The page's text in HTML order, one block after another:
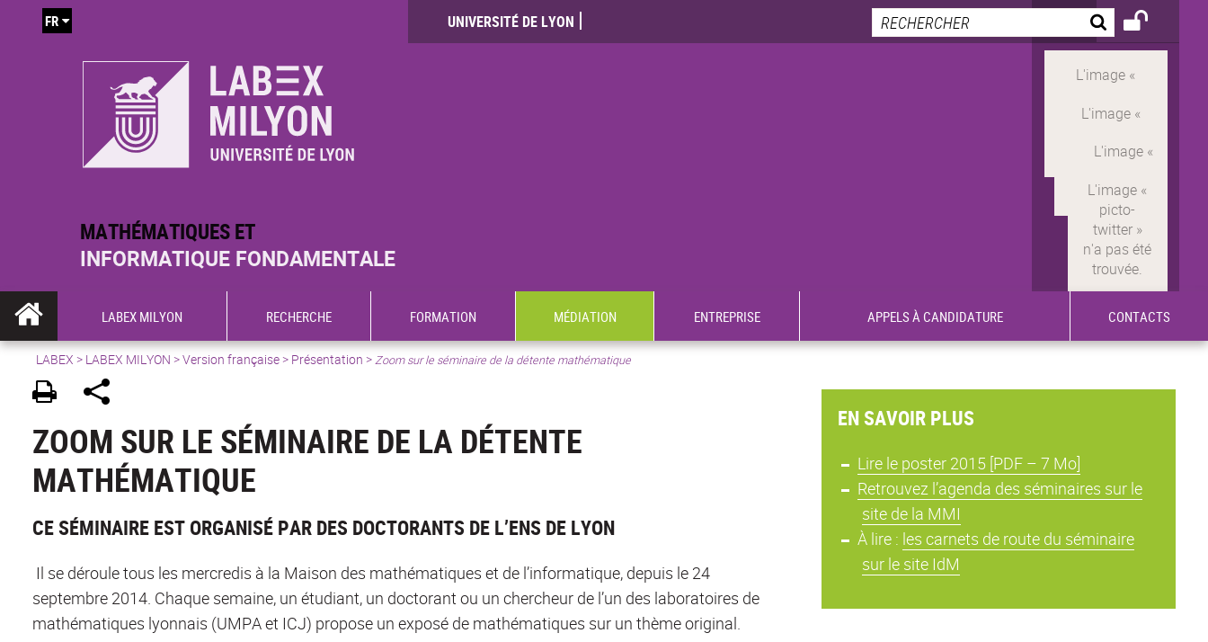
MATHÉMATIQUES ET
INFORMATIQUE FONDAMENTALE
UNIVERSITÉ DE LYON
FR
LABEX MILYON RECHERCHE FORMATION MÉDIATION ENTREPRISE APPELS À CANDIDATURE CONTACTS
LABEX > LABEX MILYON >Version française> Présentation >Zoom sur le séminaire de la détente mathématique
ZOOM SUR LE SÉMINAIRE DE LA DÉTENTE
MATHÉMATIQUE
CE SÉMINAIRE EST ORGANISÉ PAR DES DOCTORANTS DE L’ENS DE LYON
Il se déroule tous les mercredis à la Maison des mathématiques et de l’informatique, depuis le 24
septembre 2014. Chaque semaine, un étudiant, un doctorant ou un chercheur de l’un des laboratoires de
mathématiques lyonnais (UMPA et ICJ) propose un exposé de mathématiques sur un thème original.
EN SAVOIR PLUS
Lire le poster 2015 [PDF – 7 Mo]
Retrouvez l’agenda des séminaires sur le
site de la MMI
À lire : les carnets de route du séminaire
sur le site IdM